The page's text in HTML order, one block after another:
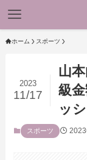
ホーム スポーツ
山
級
ッ
2023
11/17
スポーツ